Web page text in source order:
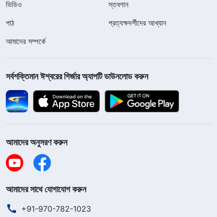
ভিডিও
স্তবগান
পাঠ
প্রত্যক্ষদর্শীদের আখ্যান
আমাদের সম্পর্কে
সর্বশক্তিমান ঈশ্বরের গির্জার অ্যাপটি ডাউনলোড করুন
আমাদের অনুসরণ করুন
আমাদের সাথে যোগাযোগ করুন
+91-970-782-1023